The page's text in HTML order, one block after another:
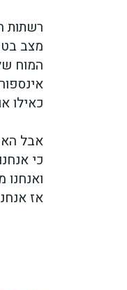
רשתות
מצב
המוח
כאילו
אבל
כי
ואנחנו
אז